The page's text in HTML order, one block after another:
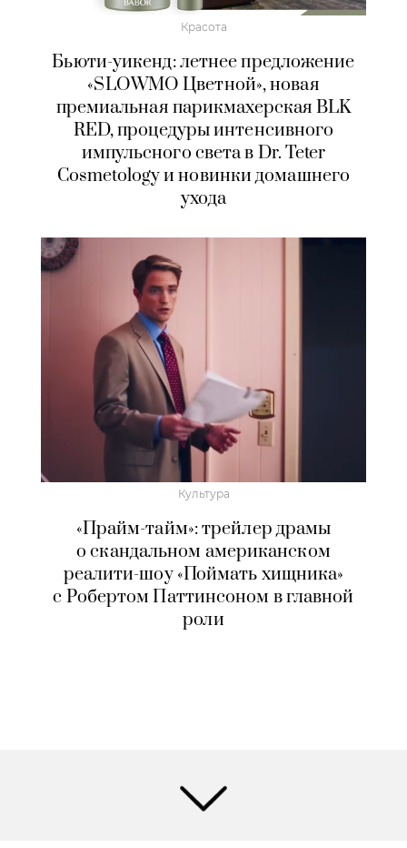
Красота
Бьюти-уикенд: летнее предложение
«SLOWMO Цветной», новая
премиальная парикмахерская BLK
RED, процедуры интенсивного
импульсного света в Dr. Teter
Cosmetology и новинки домашнего
ухода
Культура
«Прайм-тайм»: трейлер драмы
о скандальном американском
реалити-шоу «Поймать хищника»
с Робертом Паттинсоном в главной
роли